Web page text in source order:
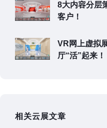
8大内容分层
客户！
VR网上虚拟
厅“活”起来！
相关云展文章